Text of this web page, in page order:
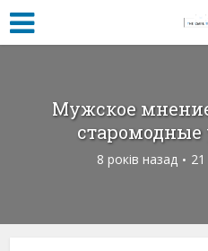
Мужское
8 років назад